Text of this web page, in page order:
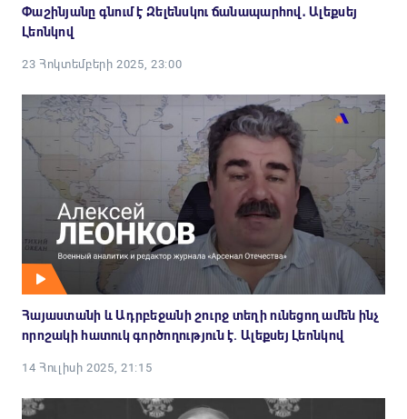
Փաշինյանը գնում է Զելենսկու ճանապարհով․ Ալեքսեյ
Լեոնկով
23 Հոկտեմբերի 2025, 23:00
Հայաստանի և Ադրբեջանի շուրջ տեղի ունեցող ամեն ինչ
որոշակի հատուկ գործողություն է. Ալեքսեյ Լեոնկով
14 Հուլիսի 2025, 21:15